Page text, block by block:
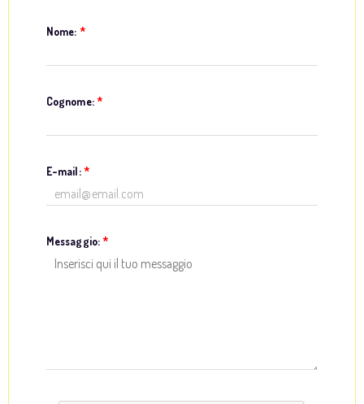
Nome: *
Cognome:*
E-mail:*
Messaggio:*